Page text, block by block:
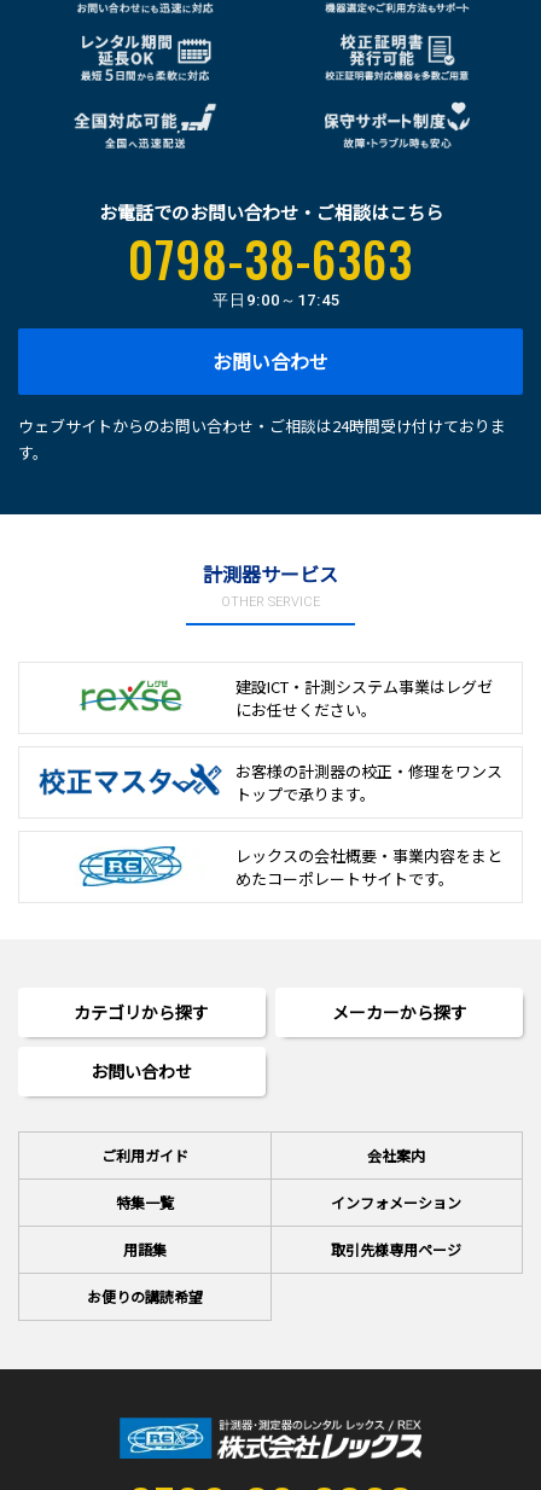
お電話でのお問い合わせ・ご相談はこちら
0798-38-6363
平日 9:00～17:45
お問い合わせ
ウェブサイトからのお問い合わせ・ご相談は24時間受け付けておりま
す。
計測器サービス
OTHER SERVICE
建設ICT・計測システム事業は レグゼ
にお任せください。
お客様の計測器の校正・修理をワンス
トップで承ります。
レックスの会社概要・事業内容をまと
めたコーポレートサイトです。
カテゴリから探す メーカーから探す
お問い合わせ
ご利用ガイド 会社案内
特集一覧 インフォメーション
用語集 取引先様専用ページ
お便りの講読希望